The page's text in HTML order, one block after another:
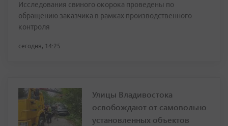
Исследования свиного окорока проведены по
обращению заказчика в рамках производственного
контроля
сегодня, 14:25
Улицы Владивостока
освобождают от самовольно
установленных объектов